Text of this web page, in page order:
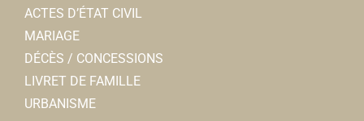
ACTES D’ÉTAT CIVIL
MARIAGE
DÉCÈS / CONCESSIONS
LIVRET DE FAMILLE
URBANISME